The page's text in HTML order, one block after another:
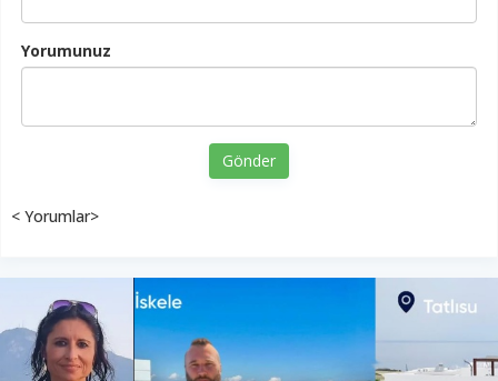
Yorumunuz
Gönder
< Yorumlar>